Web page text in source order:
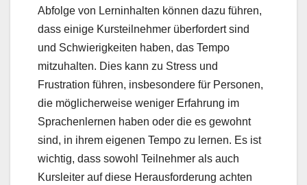
Abfolge von Lerninhalten können dazu führen,
dass einige Kursteilnehmer überfordert sind
und Schwierigkeiten haben, das Tempo
mitzuhalten. Dies kann zu Stress und
Frustration führen, insbesondere für Personen,
die möglicherweise weniger Erfahrung im
Sprachenlernen haben oder die es gewohnt
sind, in ihrem eigenen Tempo zu lernen. Es ist
wichtig, dass sowohl Teilnehmer als auch
Kursleiter auf diese Herausforderung achten